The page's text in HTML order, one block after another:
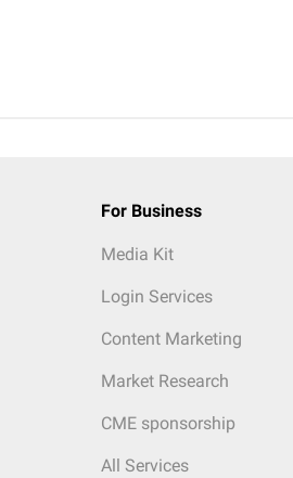
For Business
Media Kit
Login Services
Content Marketing
Market Research
CME sponsorship
All Services